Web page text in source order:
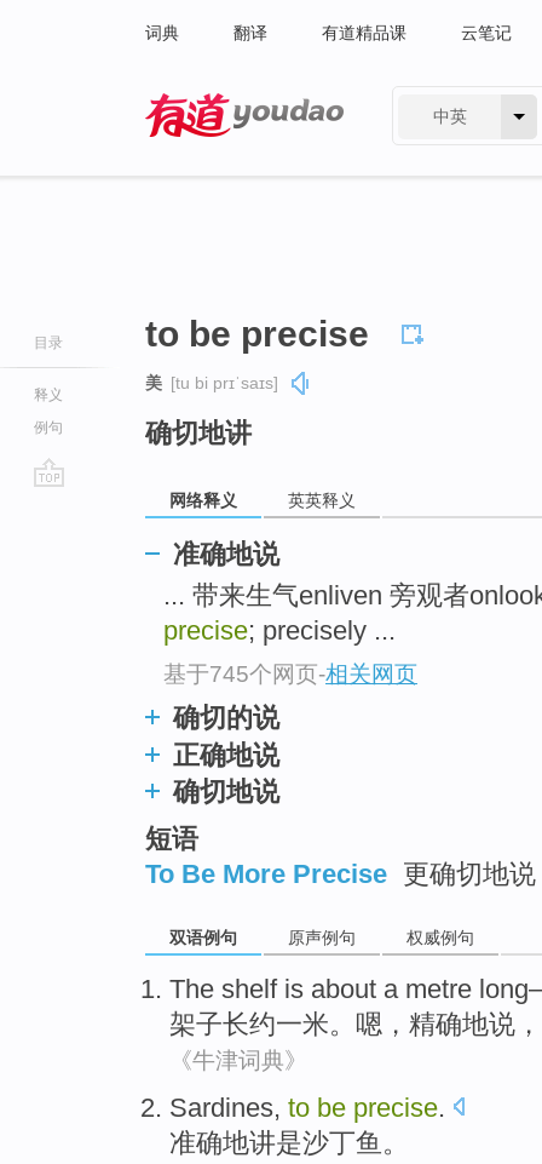
词典 翻译 有道精品课 云笔记
中英
目录
释义
例句
to be precise
美 [tu bi prɪˈsaɪs]
确切地讲
网络释义 英英释义
准确地说
... 带来生气enliven 旁观者
precise; precisely ...
基于745个网页-相关网页
确切的说
正确地说
确切地说
短语
To Be More Precise 更确切地
双语例句 原声例句 权威例句
The shelfis about a metre long
架子长约一米。 嗯 ， 精确地说 ，
《牛津词典》
Sardines, to be precise.
准确地讲是沙丁鱼 。